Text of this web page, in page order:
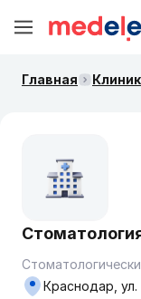
Главная
Краснодар, ул.